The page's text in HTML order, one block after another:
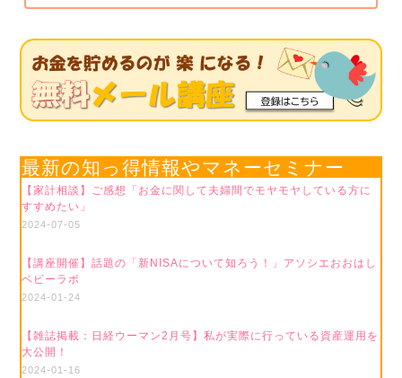
最新の知っ得情報やマネーセミナー
【家計相談】ご感想「お金に関して夫婦間でモヤモヤしている方に
すすめたい」
2024-07-05
【講座開催】話題の「新NISAについて知ろう！」アソシエおおはし
ベビーラボ
2024-01-24
【雑誌掲載：日経ウーマン2月号】私が実際に行っている資産運用を
大公開！
2024-01-16